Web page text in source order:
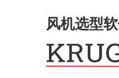
风机选型